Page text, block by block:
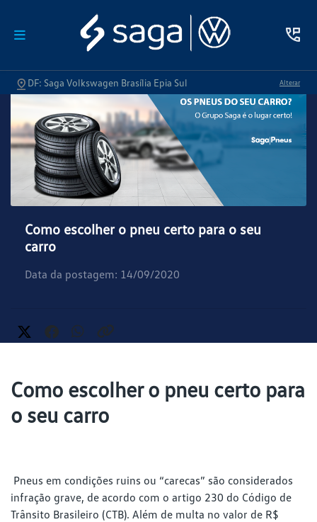
DF: Saga Volkswagen Brasília Epia Sul Alterar
Como escolher o pneu certo para o seu
carro
Data da postagem: 14/09/2020
Como escolher o pneu certo para
o seu carro
Pneus em condições ruins ou “carecas” são considerados
infração grave, de acordo com o artigo 230 do Código de
Trânsito Brasileiro (CTB). Além de multa no valor de R$